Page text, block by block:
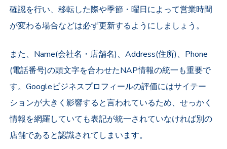
確認を行い、移転した際や季節・曜日によって営業時間
が変わる場合などは必ず更新するようにしましょう。
また、Name(会社名・店舗名)、Address(住所)、Phone
(電話番号)の頭文字を合わせたNAP情報の統一も重要で
す。Googleビジネスプロフィールの評価にはサイテー
ションが大きく影響すると言われているため、せっかく
情報を網羅していても表記が統一されていなければ別の
店舗であると認識されてしまいます。